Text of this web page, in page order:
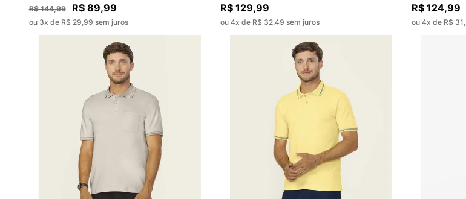
R$ 144,99 R$ 89,99
ou 3x de R$ 29,99 sem juros
R$ 129,99
ou 4x de R$ 32,49 sem juros
R$ 124,99
ou 4x de R$